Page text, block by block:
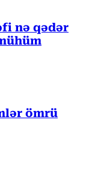
nə qədər
ömrü